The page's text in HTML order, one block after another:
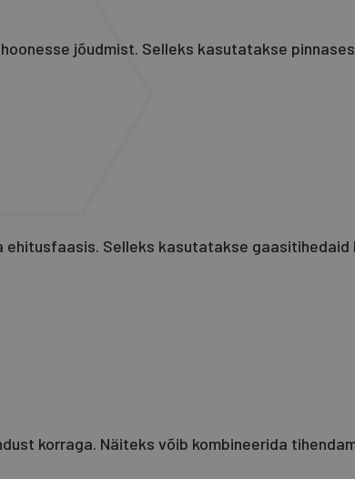
jõudmist. Selleks kasutatakse
ehitusfaasis. Selleks kasutatakse
korraga. Näiteks võib kombineerida